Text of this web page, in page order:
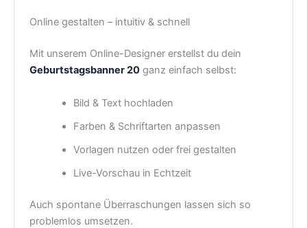
Online gestalten – intuitiv & schnell
Mit unserem Online-Designer erstellst du dein
Geburtstagsbanner 20 ganz einfach selbst:
Bild & Text hochladen
Farben & Schriftarten anpassen
Vorlagen nutzen oder frei gestalten
Live-Vorschau in Echtzeit
Auch spontane Überraschungen lassen sich so
problemlos umsetzen.